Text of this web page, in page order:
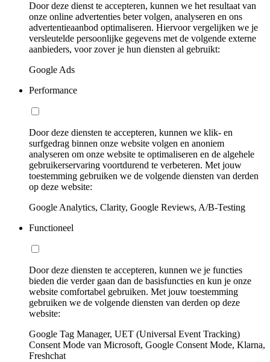
Door deze dienst te accepteren, kunnen we het resultaat van
onze online advertenties beter volgen, analyseren en ons
advertentieaanbod optimaliseren. Hiervoor vergelijken we je
versleutelde persoonlijke gegevens met de volgende externe
aanbieders, voor zover je hun diensten al gebruikt:
Google Ads
Performance
Door deze diensten te accepteren, kunnen we klik- en
surfgedrag binnen onze website volgen en anoniem
analyseren om onze website te optimaliseren en de algehele
gebruikerservaring voortdurend te verbeteren. Met jouw
toestemming gebruiken we de volgende diensten van derden
op deze website:
Google Analytics, Clarity, Google Reviews, A/B-Testing
Functioneel
Door deze diensten te accepteren, kunnen we je functies
bieden die verder gaan dan de basisfuncties en kun je onze
website comfortabel gebruiken. Met jouw toestemming
gebruiken we de volgende diensten van derden op deze
website:
Google Tag Manager, UET (Universal Event Tracking)
Consent Mode van Microsoft, Google Consent Mode, Klarna,
Freshchat